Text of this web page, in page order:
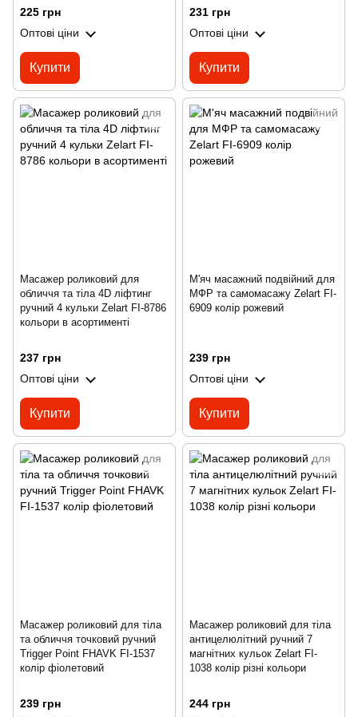
225 грн
Оптові ціни
Купити
231 грн
Оптові ціни
Купити
Масажер роликовий для
обличчя та тіла 4D ліфтинг
ручний 4 кульки Zelart FI-8786
кольори в асортименті
237 грн
Оптові ціни
Купити
М'яч масажний подвійний для
МФР та самомасажу Zelart FI-
6909 колір рожевий
239 грн
Оптові ціни
Купити
Масажер роликовий для тіла
та обличчя точковий ручний
Trigger Point FHAVK FI-1537
колір фіолетовий
239 грн
Масажер роликовий для тіла
антицелюлітний ручний 7
магнітних кульок Zelart FI-
1038 колір різні кольори
244 грн